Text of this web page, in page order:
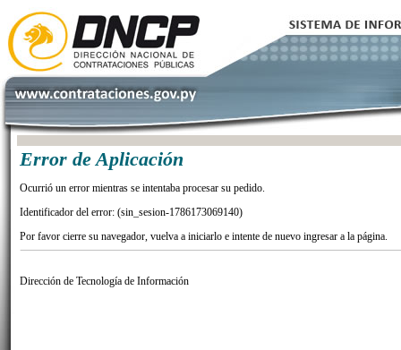
Error de Aplicación
Ocurrió un error mientras se intentaba procesar su pedido.
Identificador del error: (sin_sesion-1786173069140)
Por favor cierre su navegador, vuelva a iniciarlo e intente de nuevo ingresar a la página.
Dirección de Tecnología de Información